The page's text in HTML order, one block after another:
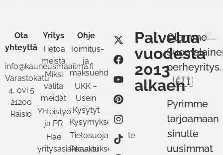
Ota
yhteyttä
info@kauneusmaailma.fi
Varastokatu
4, ovi 5
21200
Raisio
Yritys
Tietoa
meistä
Miksi
valita
meidät
Yhteistyö
ja PR
Hae
yritysasiakkaaksi
Ohje
Toimitus-
ja
maksuehdot
UKK –
Usein
Kysytyt
Kysymykset
Tietosuojaseloste
Peruutukset
Palvelua
vuodesta
2013
alkaen
Olemme
perheyritys.
🇫🇮
Pyrimme
tarjoamaan
sinulle
uusimmat